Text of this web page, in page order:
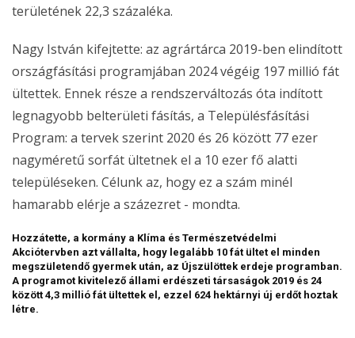
területének 22,3 százaléka.
Nagy István kifejtette: az agrártárca 2019-ben elindított
országfásítási programjában 2024 végéig 197 millió fát
ültettek. Ennek része a rendszerváltozás óta indított
legnagyobb belterületi fásítás, a Településfásítási
Program: a tervek szerint 2020 és 26 között 77 ezer
nagyméretű sorfát ültetnek el a 10 ezer fő alatti
településeken. Célunk az, hogy ez a szám minél
hamarabb elérje a százezret - mondta.
Hozzátette, a kormány a Klíma és Természetvédelmi
Akciótervben azt vállalta, hogy legalább 10 fát ültet el minden
megszületendő gyermek után, az Újszülöttek erdeje programban.
A programot kivitelező állami erdészeti társaságok 2019 és 24
között 4,3 millió fát ültettek el, ezzel 624 hektárnyi új erdőt hoztak
létre.